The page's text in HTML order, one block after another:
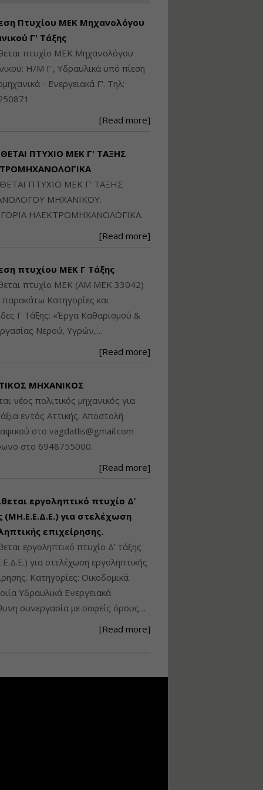
Πτυχίου ΜΕΚ Μηχανολόγου
Γ' Τάξης
πτυχίο ΜΕΚ Μηχανολόγου
Η/Μ Γ', Υδραυλικά υπό πίεση
- Ενεργειακά Γ'. Τηλ:
[Read more]
ΠΤΥΧΙΟ ΜΕΚ Γ' ΤΑΞΗΣ
ΠΤΥΧΙΟ ΜΕΚ Γ' ΤΑΞΗΣ
ΜΗΧΑΝΙΚΟΥ.
ΗΛΕΚΤΡΟΜΗΧΑΝΟΛΟΓΙΚΑ.
[Read more]
πτυχίου ΜΕΚ Γ Τάξης
πτυχίο ΜΕΚ (ΑΜ ΜΕΚ 33042)
παρακάτω Κατηγορίες και
Γ Τάξης: «Έργα Καθαρισμού &
Νερού, Υγρών,…
[Read more]
ΜΗΧΑΝΙΚΟΣ
νέος πολιτικός μηχανικός για
εντός Αττικής. Αποστολή
στο vagdatlis@gmail.com
στο 6948755000.
[Read more]
εργοληπτικό πτυχίο Δ’
(ΜΗ.Ε.Ε.Δ.Ε.) για στελέχωση
επιχείρησης.
εργοληπτικό πτυχίο Δ’ τάξης
για στελέχωση εργοληπτικής
Κατηγορίες: Οικοδομικά
Υδραυλικά Ενεργειακά
συνεργασία με σαφείς όρους…
[Read more]
Αυτοτελούς
Εισηγήτρια:Αναστασία Μητρακάκη
Τιμή από: €140.00
Εισηγήτρια:Γραμματή Μπακλατσή
Διάρκεια: 8 ώρες
τεχνολογίας
Διαχείρισης
Εισηγητής: Στέφανος Τουλόγλου
Εισηγητής: Λάμπρος Κίσσας
Διάρκεια: 6 ώρες
Ανάθεση – Εκτέλεση –
Επίβλεψη Δημοσίων
Έργων με τον
Εισηγητής:
Τιμή από: €220.00
Διάρκεια: 18 ώρες
και τεχνική